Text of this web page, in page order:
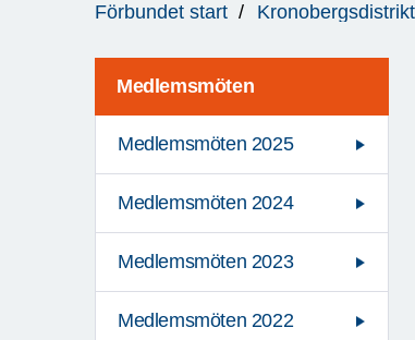
är
Förbundet start
Medlemsmöten
Medlemsmöten 2025
Medlemsmöten 2024
Medlemsmöten 2023
Medlemsmöten 2022